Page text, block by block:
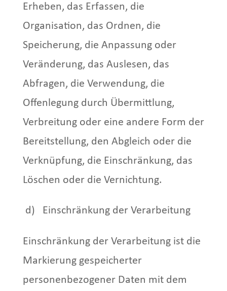
Erheben, das Erfassen, die
Organisation, das Ordnen, die
Speicherung, die Anpassung oder
Veränderung, das Auslesen, das
Abfragen, die Verwendung, die
Offenlegung durch Übermittlung,
Verbreitung oder eine andere Form der
Bereitstellung, den Abgleich oder die
Verknüpfung, die Einschränkung, das
Löschen oder die Vernichtung.
d) Einschränkung der Verarbeitung
Einschränkung der Verarbeitung ist die
Markierung gespeicherter
personenbezogener Daten mit dem